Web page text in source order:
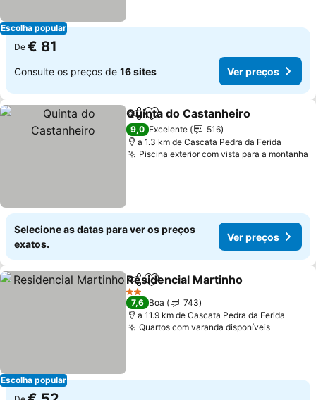
Escolha popular
De € 81
Consulte os preços de 16 sites Ver preços
PartilharAdicionar aos favoritos
Quinta do Castanheiro
9,0 Excelente
516
a 1.3 km de Cascata Pedra da Ferida
Piscina exterior com vista para a montanha
Selecione as datas para ver os preços
exatos.
Ver preços
Escolha popular
PartilharAdicionar aos favoritos
Residencial Martinho
2 Estrelas
7,6 Boa
743
a 11.9 km de Cascata Pedra da Ferida
Quartos com varanda disponíveisVer